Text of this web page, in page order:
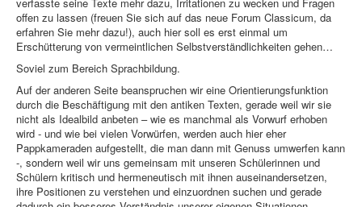
verfasste seine Texte mehr dazu, Irritationen zu wecken und Fragen
offen zu lassen (freuen Sie sich auf das neue Forum Classicum, da
erfahren Sie mehr dazu!), auch hier soll es erst einmal um
Erschütterung von vermeintlichen Selbstverständlichkeiten gehen…
Soviel zum Bereich Sprachbildung.
Auf der anderen Seite beanspruchen wir eine Orientierungsfunktion
durch die Beschäftigung mit den antiken Texten, gerade weil wir sie
nicht als Idealbild anbeten – wie es manchmal als Vorwurf erhoben
wird - und wie bei vielen Vorwürfen, werden auch hier eher
Pappkameraden aufgestellt, die man dann mit Genuss umwerfen kann
-, sondern weil wir uns gemeinsam mit unseren Schülerinnen und
Schülern kritisch und hermeneutisch mit ihnen auseinandersetzen,
ihre Positionen zu verstehen und einzuordnen suchen und gerade